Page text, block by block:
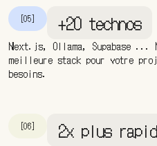
[05] +20 technos
Next.js, Ollama, Supabase ...
meilleure stack pour votre
besoins.
[06] 2x plus